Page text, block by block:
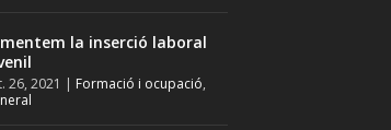
la inserció laboral
26, 2021 | Formació i ocupació,